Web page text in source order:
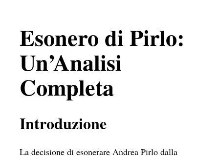
Esonero di Pirlo:
Un’Analisi
Completa
Introduzione
La decisione di esonerare Andrea Pirlo dalla